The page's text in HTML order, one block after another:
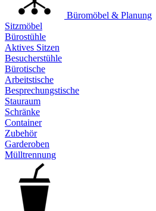
Büromöbel & Planung
Sitzmöbel
Bürostühle
Aktives Sitzen
Besucherstühle
Bürotische
Arbeitstische
Besprechungstische
Stauraum
Schränke
Container
Zubehör
Garderoben
Mülltrennung